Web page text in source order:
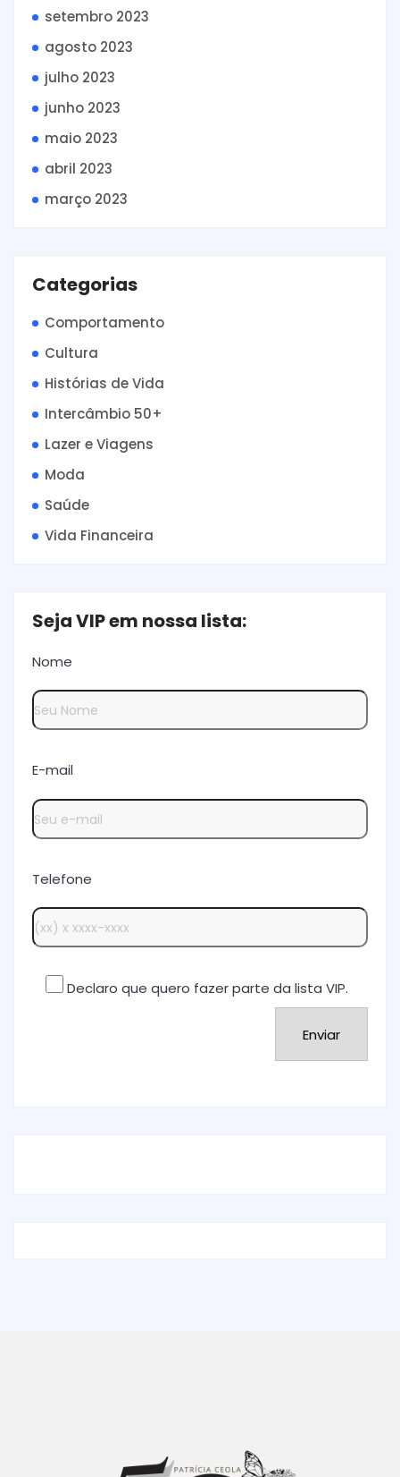
setembro 2023
agosto 2023
julho 2023
junho 2023
maio 2023
abril 2023
março 2023
Categorias
Comportamento
Cultura
Histórias de Vida
Intercâmbio 50+
Lazer e Viagens
Moda
Saúde
Vida Financeira
Seja VIP em nossa lista:
Nome
E-mail
Telefone
Declaro que quero fazer parte da lista VIP.